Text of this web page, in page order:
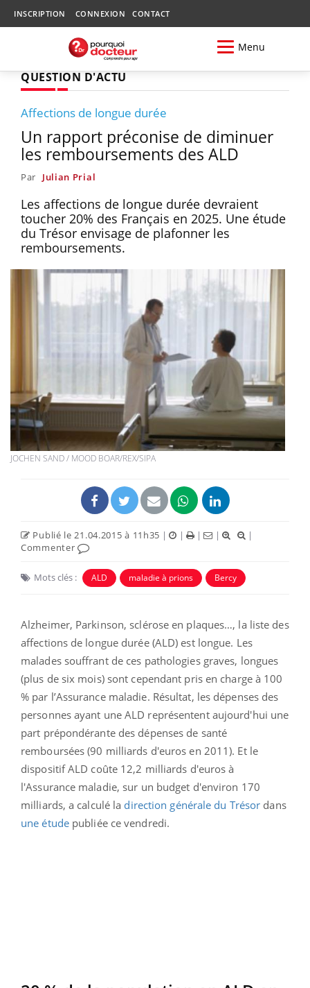
INSCRIPTION CONNEXION CONTACT
Menu
QUESTION D'ACTU
Affections de longue durée
Un rapport préconise de diminuer
les remboursements des ALD
Par Julian Prial
Les affections de longue durée devraient
toucher 20% des Français en 2025. Une étude
du Trésor envisage de plafonner les
remboursements.
JOCHEN SAND / MOOD BOAR/REX/SIPA
Publié le 21.04.2015 à 11h35 | | | |
|
Commenter
Mots clés : ALD maladie à prions Bercy
Alzheimer, Parkinson, sclérose en plaques…, la liste des
affections de longue durée (ALD) est longue. Les
malades souffrant de ces pathologies graves, longues
(plus de six mois) sont cependant pris en charge à 100
% par l’Assurance maladie. Résultat, les dépenses des
personnes ayant une ALD représentent aujourd'hui une
part prépondérante des dépenses de santé
remboursées (90 milliards d'euros en 2011). Et le
dispositif ALD coûte 12,2 milliards d'euros à
l'Assurance maladie, sur un budget d'environ 170
milliards, a calculé la direction générale du Trésor dans
une étudepubliée ce vendredi.